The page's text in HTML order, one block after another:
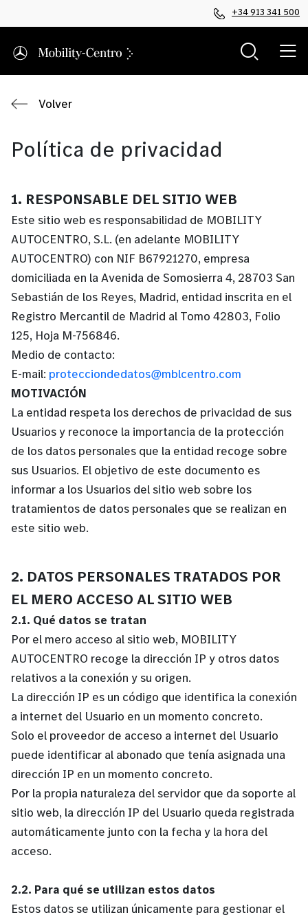
+34 913 341 500
Volver
Política de privacidad
1. RESPONSABLE DEL SITIO WEB
Este sitio web es responsabilidad de MOBILITY
AUTOCENTRO, S.L. (en adelante MOBILITY
AUTOCENTRO) con NIF B67921270, empresa
domiciliada en la Avenida de Somosierra 4, 28703 San
Sebastián de los Reyes, Madrid, entidad inscrita en el
Registro Mercantil de Madrid al Tomo 42803, Folio
125, Hoja M-756846.
Medio de contacto:
E-mail: protecciondedatos@mblcentro.com
MOTIVACIÓN
La entidad respeta los derechos de privacidad de sus
Usuarios y reconoce la importancia de la protección
de los datos personales que la entidad recoge sobre
sus Usuarios. El objetivo de este documento es
informar a los Usuarios del sitio web sobre los
tratamientos de datos personales que se realizan en
este sitio web.
2. DATOS PERSONALES TRATADOS POR
EL MERO ACCESO AL SITIO WEB
2.1. Qué datos se tratan
Por el mero acceso al sitio web, MOBILITY
AUTOCENTRO recoge la dirección IP y otros datos
relativos a la conexión y su origen.
La dirección IP es un código que identifica la conexión
a internet del Usuario en un momento concreto.
Solo el proveedor de acceso a internet del Usuario
puede identificar al abonado que tenía asignada una
dirección IP en un momento concreto.
Por la propia naturaleza del servidor que da soporte al
sitio web, la dirección IP del Usuario queda registrada
automáticamente junto con la fecha y la hora del
acceso.
2.2. Para qué se utilizan estos datos
Estos datos se utilizan únicamente para gestionar el